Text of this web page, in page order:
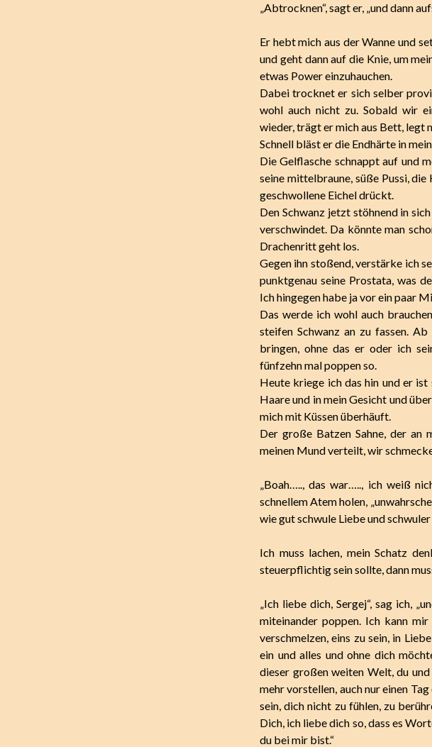
„Abtrocknen“, sagt er, „und dann
Er hebt mich aus der Wanne und
und geht dann auf die Knie, um
etwas Power einzuhauchen.
Dabei trocknet er sich selber
wohl auch nicht zu. Sobald wir
wieder, trägt er mich aus Bett, legt
Schnell bläst er die Endhärte in
Die Gelflasche schnappt auf und
seine mittelbraune, süße Pussi,
geschwollene Eichel drückt.
Den Schwanz jetzt stöhnend in
verschwindet. Da könnte man
Drachenritt geht los.
Gegen ihn stoßend, verstärke ich
punktgenau seine Prostata, was
Ich hingegen habe ja vor ein paar
Das werde ich wohl auch
steifen Schwanz an zu fassen.
bringen, ohne das er oder ich
fünfzehn mal poppen so.
Heute kriege ich das hin und er
Haare und in mein Gesicht und
mich mit Küssen überhäuft.
Der große Batzen Sahne, der an
meinen Mund verteilt, wir
„Boah….., das war….., ich weiß
schnellem Atem holen,
wie gut schwule Liebe und
Ich muss lachen, mein Schatz
steuerpflichtig sein sollte, dann
„Ich liebe dich, Sergej“, sag ich,
miteinander poppen. Ich kann
verschmelzen, eins zu sein, in
ein und alles und ohne dich
dieser großen weiten Welt, du
mehr vorstellen, auch nur einen
sein, dich nicht zu fühlen, zu
Dich, ich liebe dich so, dass es
du bei mir bist.“